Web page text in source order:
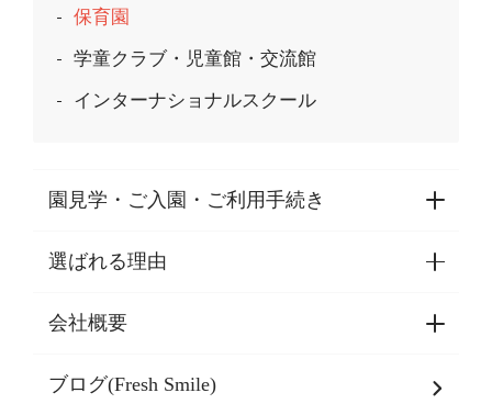
保育園
学童クラブ・児童館・交流館
インターナショナルスクール
園見学・ご入園・ご利用手続き
園見学・ご入園・ご利用手続き
東京都認証保育所空き状況
選ばれる理由
選ばれる理由一覧
乳児期・幼児期・
会社概要
会社概要
ブログ(Fresh Smile)